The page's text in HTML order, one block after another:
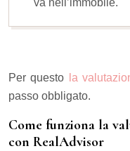
Per questo la
passo obbligato.
Come funziona la
con RealAdvisor